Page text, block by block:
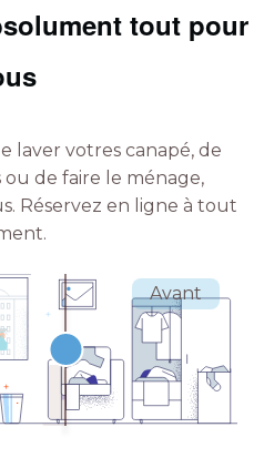
tout pour
laver votres canapé, de
ou de faire le ménage,
Réservez en ligne à tout